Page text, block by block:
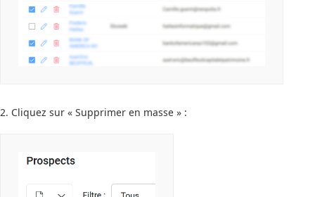
2. Cliquez sur « Supprimer en masse » :